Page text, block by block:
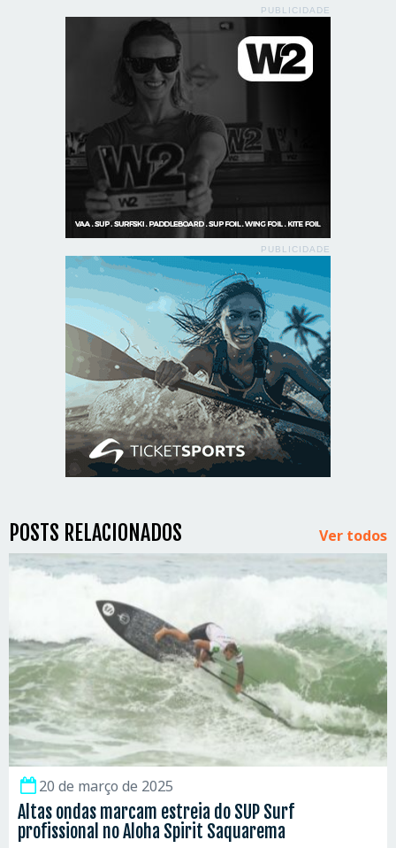
PUBLICIDADE
PUBLICIDADE
POSTS RELACIONADOS Ver todos
20 de março de 2025
Altas ondas marcam estreia do SUP Surf
profissional no Aloha Spirit Saquarema